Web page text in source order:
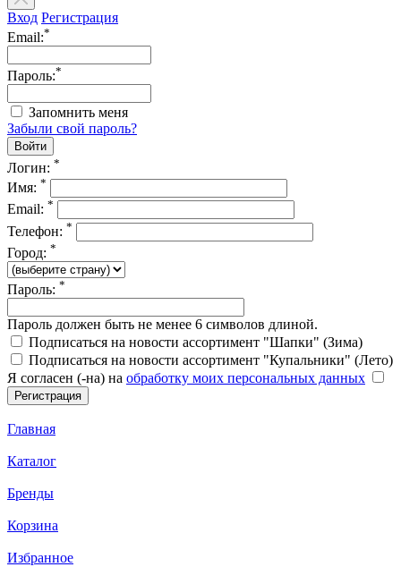
Вход Регистрация
Email:*
Пароль:*
Запомнить меня
Забыли свой пароль?
Логин: *
Имя: *
Email: *
Телефон: *
Город: *
Пароль: *
Пароль должен быть не менее 6 символов длиной.
Подписаться на новости ассортимент "Шапки" (Зима)
Подписаться на новости ассортимент "Купальники" (Лето)
Я согласен (-на) на обработку моих персональных данных
Главная
Каталог
Бренды
Корзина
Избранное